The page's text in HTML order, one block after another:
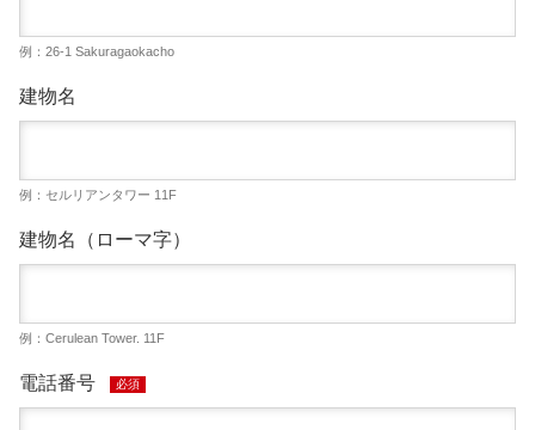
例：26-1 Sakuragaokacho
建物名
例：セルリアンタワー 11F
建物名（ローマ字）
例：Cerulean Tower. 11F
電話番号 必須